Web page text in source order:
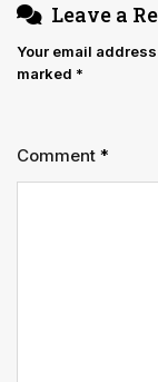
Leave a
Your email
marked *
Comment *